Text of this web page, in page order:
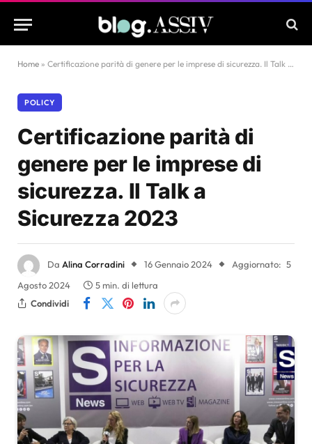
Home » Certificazione parità di genere per le imprese di sicurezza. Il Talk a Sicurezza 2023
POLICY
Certificazione parità di
genere per le imprese di
sicurezza. Il Talk a
Sicurezza 2023
Da Alina Corradini 16 Gennaio 2024 Aggiornato: 5
Agosto 2024
5 min. di lettura
Condividi